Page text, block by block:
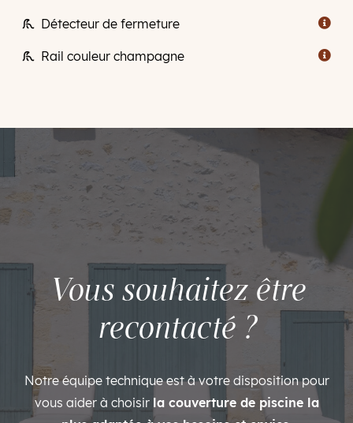
Détecteur de fermeture 
Rail couleur champagne 
Vous souhaitez être
recontacté ?
Notre équipe technique est à votre disposition pour
vous aider à choisir la couverture de piscine la